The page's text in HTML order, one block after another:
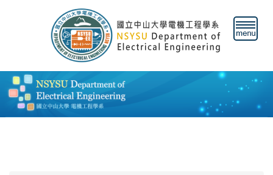
容
區